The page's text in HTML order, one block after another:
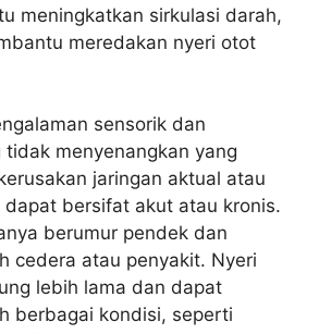
meningkatkan sirkulasi darah,
meredakan nyeri otot
sensorik dan
tidak menyenangkan yang
jaringan aktual atau
dapat bersifat akut atau kronis.
berumur pendek dan
cedera atau penyakit. Nyeri
lebih lama dan dapat
berbagai kondisi, seperti